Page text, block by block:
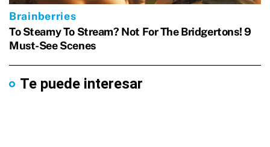
Te puede interesar